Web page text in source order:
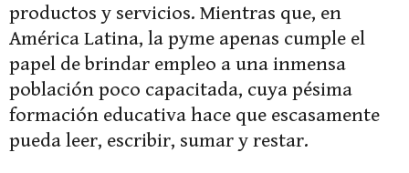
productos y servicios. Mientras que, en
América Latina, la pyme apenas cumple el
papel de brindar empleo a una inmensa
población poco capacitada, cuya pésima
formación educativa hace que escasamente
pueda leer, escribir, sumar y restar.